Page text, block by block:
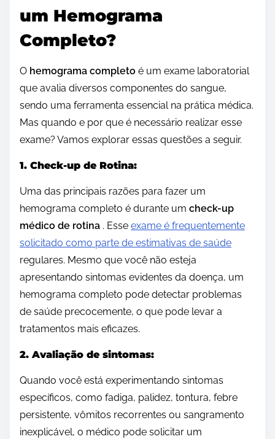
um Hemograma
Completo?
O hemograma completo é um exame laboratorial
que avalia diversos componentes do sangue,
sendo uma ferramenta essencial na prática médica.
Mas quando e por que é necessário realizar esse
exame? Vamos explorar essas questões a seguir.
1. Check-up de Rotina:
Uma das principais razões para fazer um
hemograma completo é durante um check-up
médico de rotina . Esse exame é frequentemente
solicitado como parte de estimativas de saúde
regulares. Mesmo que você não esteja
apresentando sintomas evidentes da doença, um
hemograma completo pode detectar problemas
de saúde precocemente, o que pode levar a
tratamentos mais eficazes.
2. Avaliação de sintomas:
Quando você está experimentando sintomas
específicos, como fadiga, palidez, tontura, febre
persistente, vômitos recorrentes ou sangramento
inexplicável, o médico pode solicitar um